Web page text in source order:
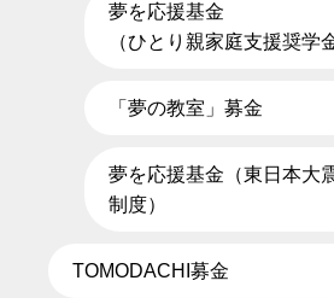
夢を応援基金
（ひとり親家庭支援奨学
「夢の教室」募金
夢を応援基金（東日本大
制度）
TOMODACHI募金